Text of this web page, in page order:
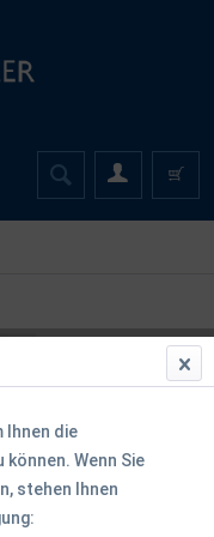
Ihnen die
Wenn Sie
stehen Ihnen